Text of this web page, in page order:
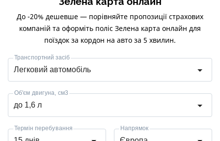
До -20% дешевше — порівняйте пропозиції страхових
компаній та оформіть поліс Зелена карта онлайн для
поїздок за кордон на авто за 5 хвилин.
Легковий автомобіль
Транспортний засіб
до 1,6 л
Об'єм двигуна, см3
Термін перебування Напрямок